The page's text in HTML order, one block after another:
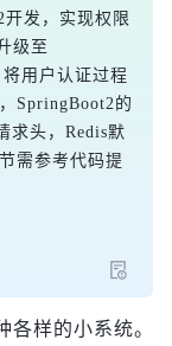
发，实现权限
级至
用户认证过程
SpringBoot2的
求头，Redis默
需参考代码提
样的小系统。